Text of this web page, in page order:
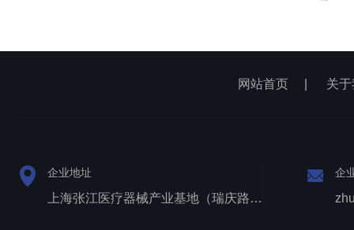
网站首页 关
企业地址
上海张江医疗器械产业基地（瑞庆路528号）
企